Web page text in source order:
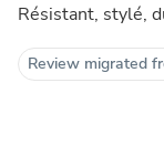
Résistant, stylé,
Review migrated